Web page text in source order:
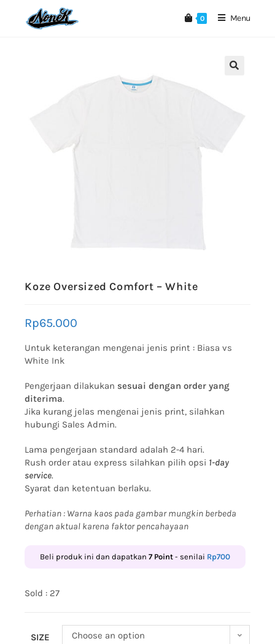
0 Menu
Koze Oversized Comfort – White
Rp65.000
Untuk keterangan mengenai jenis print : Biasa vs
White Ink
Pengerjaan dilakukan sesuai dengan order yang
diterima.
Jika kurang jelas mengenai jenis print, silahkan
hubungi Sales Admin.
Lama pengerjaan standard adalah 2-4 hari.
Rush order atau express silahkan pilih opsi 1-day
service.
Syarat dan ketentuan berlaku.
Perhatian : Warna kaos pada gambar mungkin berbeda
dengan aktual karena faktor pencahayaan
Beli produk ini dan dapatkan7Point - senilai Rp700
Sold : 27
SIZE Choose an option